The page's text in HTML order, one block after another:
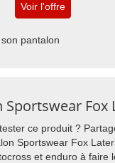
Voir l'offre
pantalon
Sportswear Fox
ce produit ?
Sportswear Fox
et enduro à faire